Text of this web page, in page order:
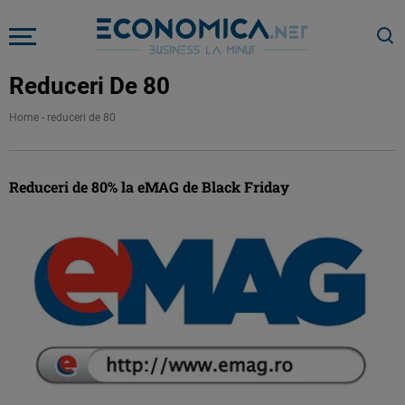
Reduceri De 80
Home - reduceri de 80
Reduceri de 80% la eMAG de Black Friday